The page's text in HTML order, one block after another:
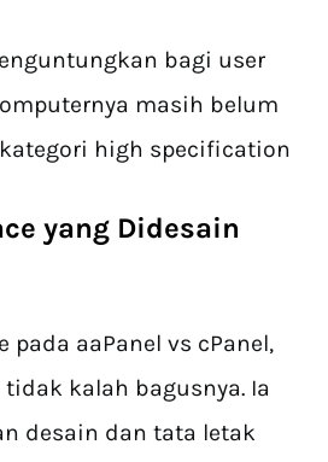
bagi user
masih belum
high specification
yang Didesain
pada aaPanel vs cPanel,
kalah bagusnya. Ia
desain dan tata letak